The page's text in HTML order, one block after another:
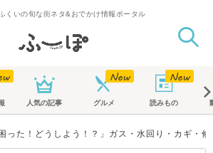
くいの旬な街ネタ&おでかけ情報ポータル
人気の記事 グルメ 読みもの
困った！どうしよう！？」ガス・水回り・カギ・